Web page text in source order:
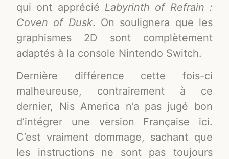
qui ont apprécié Labyrinth of Refrain :
Coven of Dusk. On soulignera que les
graphismes 2D sont complètement
adaptés à la console Nintendo Switch.
Dernière différence cette fois-ci
malheureuse, contrairement à ce
dernier, Nis America n’a pas jugé bon
d’intégrer une version Française ici.
C’est vraiment dommage, sachant que
les instructions ne sont pas toujours